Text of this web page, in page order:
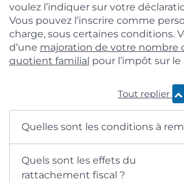
voulez l’indiquer sur votre
Vous pouvez l’inscrire comme
charge, sous certaines conditions.
d’une majoration de votre nombre
quotient familial pour l’impôt sur le
Tout replier
Quelles sont les conditions à
Quels sont les effets du
rattachement fiscal ?